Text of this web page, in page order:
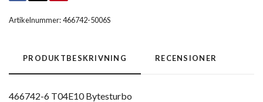
Artikelnummer:466742-5006S
PRODUKTBESKRIVNING RECENSIONER
466742-6 T04E10 Bytesturbo